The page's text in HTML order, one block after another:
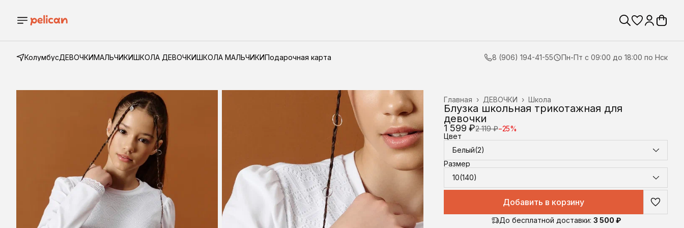
КолумбусДЕВОЧКИМАЛЬЧИКИШКОЛА ДЕВОЧКИШКОЛА МАЛЬЧИКИПодарочная карта 8 (906) 194-41-55 Пн-Пт с 09:00 до 18:00 по Нск
Школа
ДЕВОЧКИ ›
Главная ›
Блузка школьная трикотажная для
девочки
1 599 ₽2 119 ₽−25%
Цвет
Белый(2)
Размер
10(140)
Добавить в корзину
До бесплатной доставки: 3 500 ₽